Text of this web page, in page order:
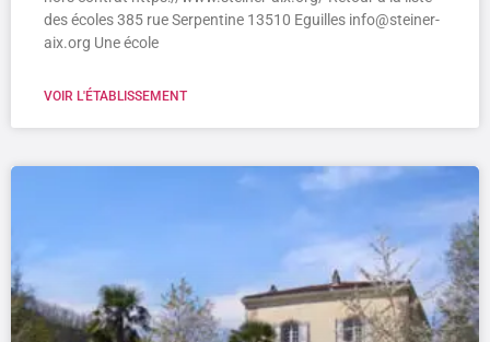
des écoles 385 rue Serpentine 13510 Eguilles info@steiner-
aix.org Une école
VOIR L'ÉTABLISSEMENT